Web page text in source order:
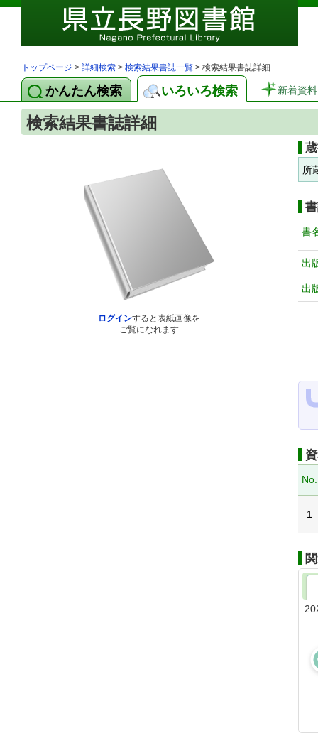
トップページ > 詳細検索 > 検索結果書誌一覧 > 検索結果書誌詳細
かんたん検索 いろいろ検索 新着資料
検索結果書誌詳細
ログインすると表紙画像を
ご覧になれます
所
書
出
出
No.
1